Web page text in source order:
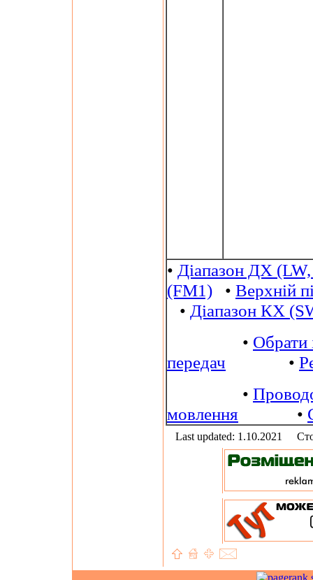
• Діапазон ДХ
(FM1) • Верхній
• Діапазон КХ
• Обрати
передач •
•
мовлення •
Last updated: 1.10.2021